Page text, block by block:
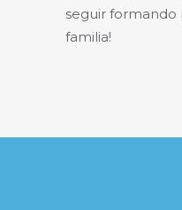
seguir formando
familia!